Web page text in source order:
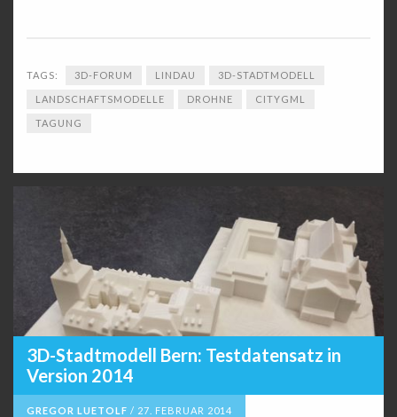
TAGS: 3D-FORUM LINDAU 3D-STADTMODELL
LANDSCHAFTSMODELLE DROHNE CITYGML
TAGUNG
3D-Stadtmodell Bern: Testdatensatz in
Version 2014
GREGOR LUETOLF / 27. FEBRUAR 2014